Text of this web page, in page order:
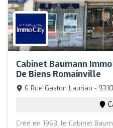
Cabinet Baumann
De Biens Romainville
6 Rue Gaston Lauriau -
Créé en 1963, le Cabinet